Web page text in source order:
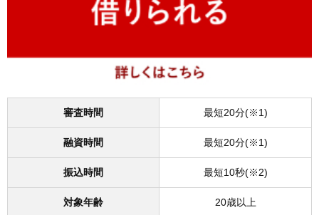
審査時間 最短20分(※1)
融資時間 最短20分(※1)
振込時間 最短10秒(※2)
対象年齢 20歳以上